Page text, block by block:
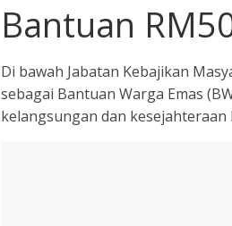
Bantuan
Di bawah Jabatan Kebajikan
sebagai Bantuan Warga Emas
kelangsungan dan